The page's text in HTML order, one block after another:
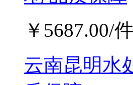
￥ 5687.00/件
云南昆明水